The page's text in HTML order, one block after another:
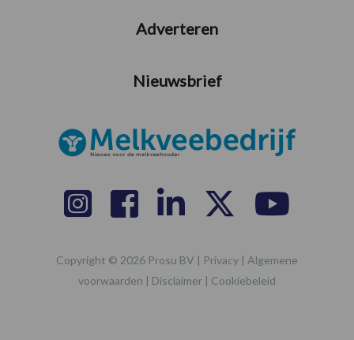
Adverteren
Nieuwsbrief
Copyright © 2026 Prosu BV | Privacy | Algemene
voorwaarden | Disclaimer | Cookiebeleid